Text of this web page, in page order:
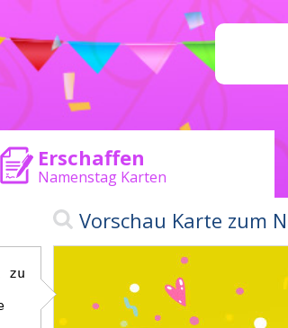
Erschaffen
Namenstag Karten
Vorschau Karte zum